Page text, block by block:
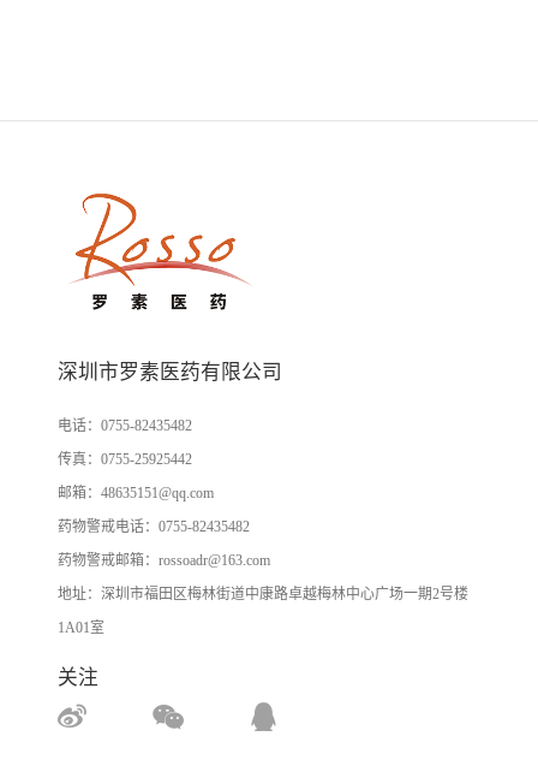
深圳市罗素医药有限公司
电话： 0755-82435482
传真： 0755-25925442
邮箱： 48635151@qq.com
药物警戒电话： 0755-82435482
药物警戒邮箱： rossoadr@163.com
地址：深圳市福田区梅林街道中康路卓越梅林中心广场一期2号楼
1A01室
关注